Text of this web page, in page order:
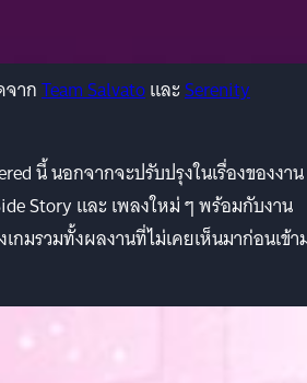
ากTeam SalvatoและSerenity
นี้ นอกจากจะปรับปรุงในเรื่องของงาน
Story และ เพลงใหม่ ๆ พร้อมกับงาน
กมรวมทั้งผลงานที่ไม่เคยเห็นมาก่อนเข้า